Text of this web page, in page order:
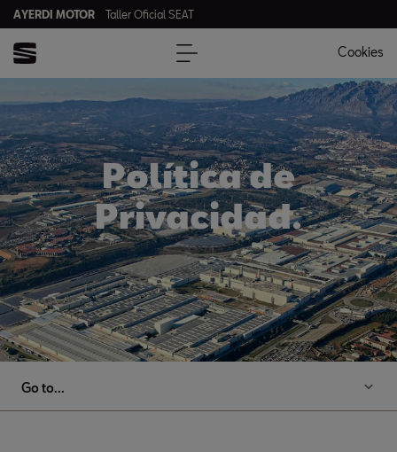
AYERDI MOTOR Taller Oficial SEAT
Cookies
Política de
Privacidad.
Go to...